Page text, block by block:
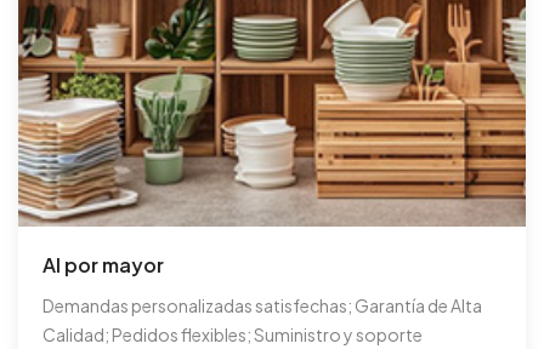
Al por mayor
Demandas personalizadas satisfechas; Garantía de Alta
Calidad; Pedidos flexibles; Suministro y soporte